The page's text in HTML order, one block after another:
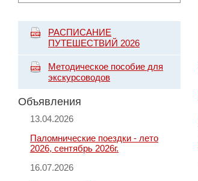
РАСПИСАНИЕ
ПУТЕШЕСТВИЙ 2026
Методическое пособие для
экскурсоводов
Объявления
13.04.2026
Паломнические поездки - лето
2026, сентябрь 2026г.
16.07.2026